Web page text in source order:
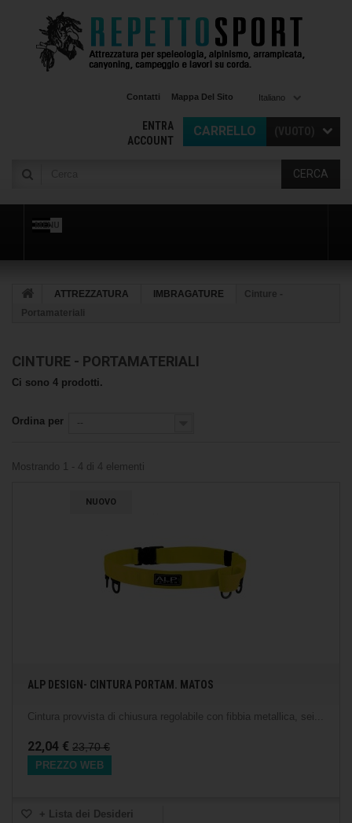
Italiano
Contatti Mappa Del Sito
CARRELLO
ENTRA
ACCOUNT
CERCA
MENU
ATTREZZATURA IMBRAGATURE
Cinture -
Portamateriali
CINTURE - PORTAMATERIALI
Ci sono 4 prodotti.
Ordina per --
Mostrando 1 - 4 di 4 elementi
NUOVO
ALP DESIGN- CINTURA PORTAM. MATOS
Cintura provvista di chiusura regolabile con fibbia metallica, sei...
22,04 € 23,70 €
PREZZO WEB
+ Lista dei Desideri